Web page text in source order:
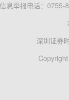
息举报电话：0755-
深圳证券